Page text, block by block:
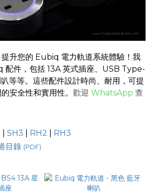
升您的 Eubiq 電力軌道系統體驗！我
配件，包括 13A 英式插座、USB Type-
等等。這些配件設計時尚、耐用，可提
安全性和實用性。 歡迎 WhatsApp 查
SH3 RH2
RH3
目錄 (PDF)